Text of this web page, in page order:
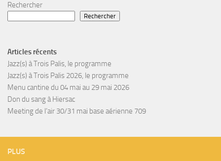
Rechercher
Rechercher
Articles récents
Jazz(s) à Trois Palis, le programme
Jazz(s) à Trois Palis 2026, le programme
Menu cantine du 04 mai au 29 mai 2026
Don du sang à Hiersac
Meeting de l’air 30/31 mai base aérienne 709
PLUS